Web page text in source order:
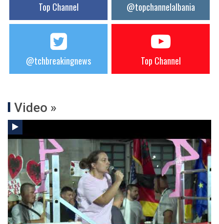
Top Channel @topchannelalbania
@tchbreakingnews Top Channel
Video »